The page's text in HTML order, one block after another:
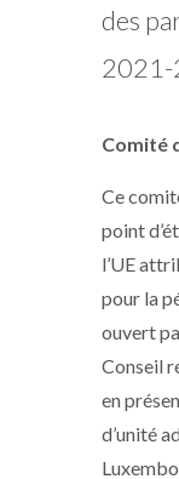
des
2021-
Comité
Ce
point
l’UE
pour la
ouvert
Conseil
en
d’unité